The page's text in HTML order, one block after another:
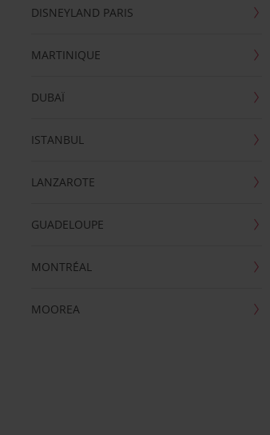
DISNEYLAND PARIS
MARTINIQUE
DUBAÏ
ISTANBUL
LANZAROTE
GUADELOUPE
MONTRÉAL
MOOREA